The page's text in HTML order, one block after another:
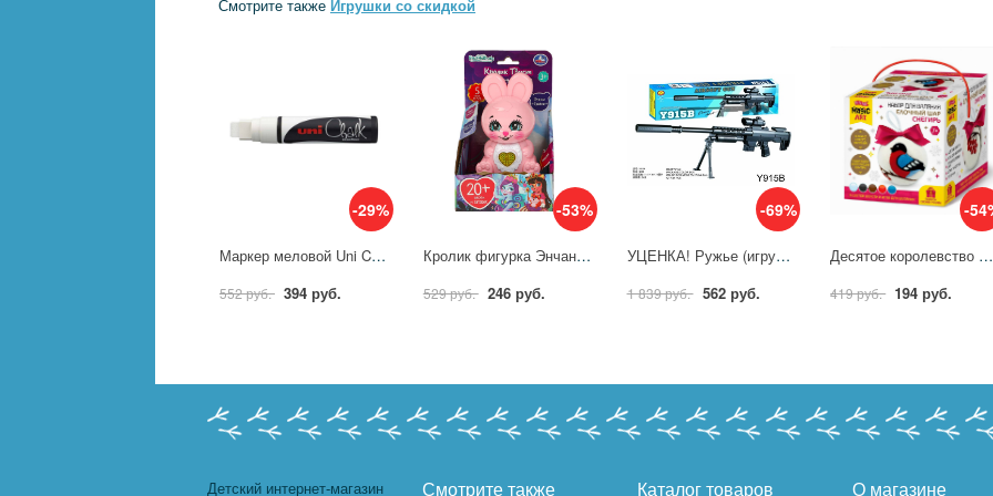
Смотрите также Игрушки со скидкой
-29%
Маркер меловой Uni Chalk белый (толщина линии 15 мм) 719202
552 руб. 394 руб.
-53%
Кролик фигурка Энчантималс Умка HT1268-R
529 руб. 246 руб.
-69%
УЦЕНКА! Ружье (игрушка для детских игр) 100001031 (24)
1 839 руб. 562 руб.
-
Десятое королевство Набор для Валяния Елочный шар Снегирь 05455ДК
419 руб. 194 руб.
Детский интернет-магазин Смотрите также Каталог товаров О магазине